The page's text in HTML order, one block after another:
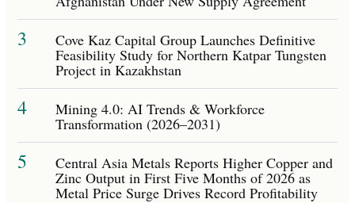
3 Cove Kaz Capital Group Launches Definitive
Feasibility Study for Northern Katpar Tungsten
Project in Kazakhstan
4 Mining 4.0: AI Trends & Workforce
Transformation (2026–2031)
5 Central Asia Metals Reports Higher Copper and
Zinc Output in First Five Months of 2026 as
Metal Price Surge Drives Record Profitability